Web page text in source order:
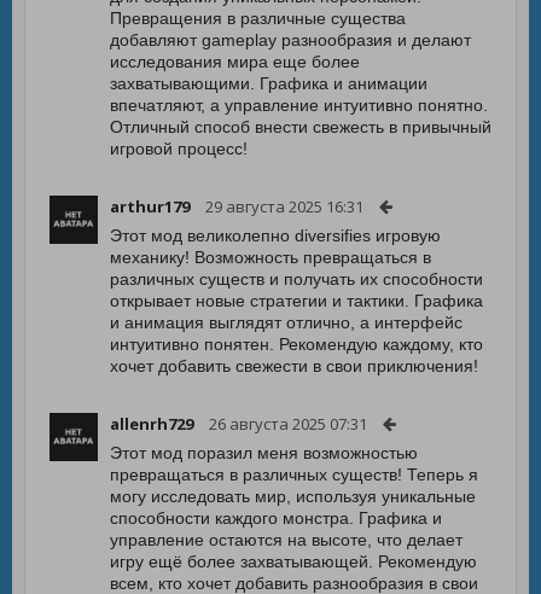
Превращения в различные существа
добавляют gameplay разнообразия и делают
исследования мира еще более
захватывающими. Графика и анимации
впечатляют, а управление интуитивно понятно.
Отличный способ внести свежесть в привычный
игровой процесс!
arthur179 29 августа 2025 16:31
Этот мод великолепно diversifies игровую
механику! Возможность превращаться в
различных существ и получать их способности
открывает новые стратегии и тактики. Графика
и анимация выглядят отлично, а интерфейс
интуитивно понятен. Рекомендую каждому, кто
хочет добавить свежести в свои приключения!
allenrh729 26 августа 2025 07:31
Этот мод поразил меня возможностью
превращаться в различных существ! Теперь я
могу исследовать мир, используя уникальные
способности каждого монстра. Графика и
управление остаются на высоте, что делает
игру ещё более захватывающей. Рекомендую
всем, кто хочет добавить разнообразия в свои